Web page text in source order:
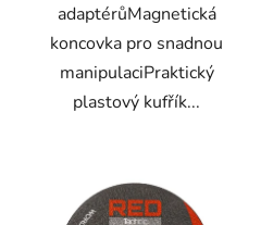
adaptérůMagnetická
koncovka pro snadnou
manipulaciPraktický
plastový kufřík...